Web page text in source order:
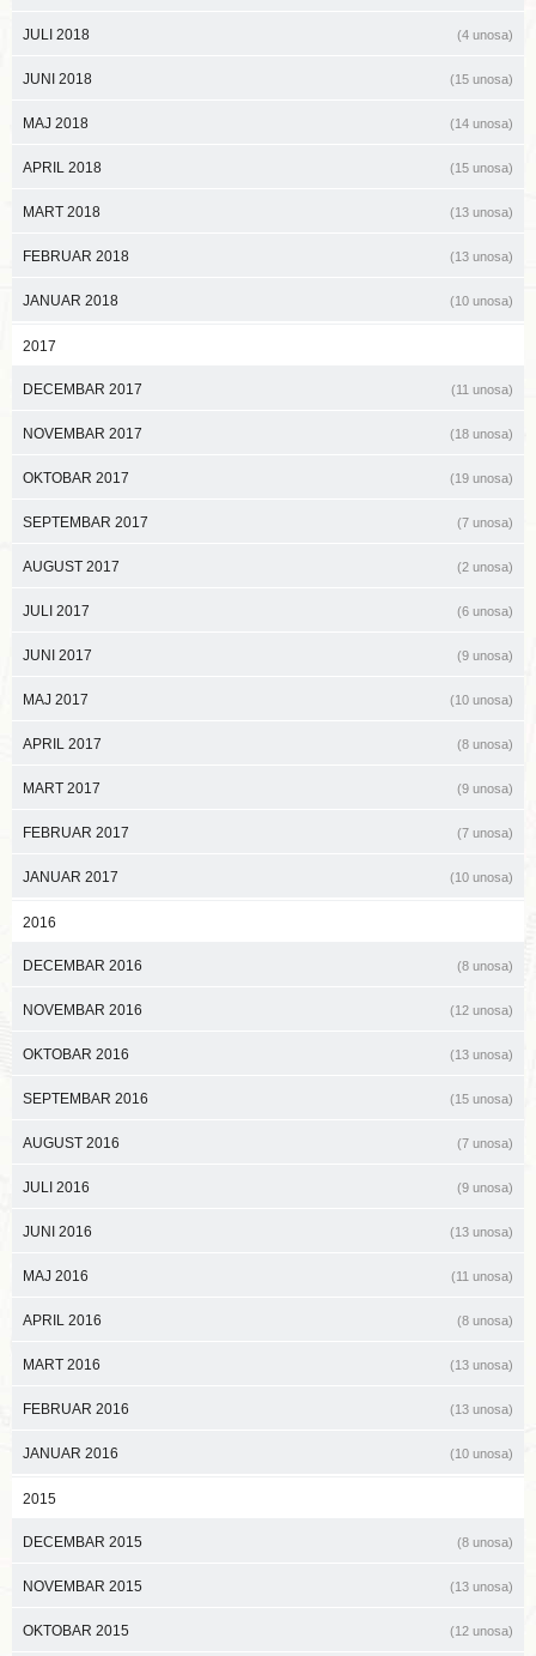
JULI 2018 (4 unosa)
JUNI 2018 (15 unosa)
MAJ 2018 (14 unosa)
APRIL 2018 (15 unosa)
MART 2018 (13 unosa)
FEBRUAR 2018 (13 unosa)
JANUAR 2018 (10 unosa)
2017
DECEMBAR 2017 (11 unosa)
NOVEMBAR 2017 (18 unosa)
OKTOBAR 2017 (19 unosa)
SEPTEMBAR 2017 (7 unosa)
AUGUST 2017 (2 unosa)
JULI 2017 (6 unosa)
JUNI 2017 (9 unosa)
MAJ 2017 (10 unosa)
APRIL 2017 (8 unosa)
MART 2017 (9 unosa)
FEBRUAR 2017 (7 unosa)
JANUAR 2017 (10 unosa)
2016
DECEMBAR 2016 (8 unosa)
NOVEMBAR 2016 (12 unosa)
OKTOBAR 2016 (13 unosa)
SEPTEMBAR 2016 (15 unosa)
AUGUST 2016 (7 unosa)
JULI 2016 (9 unosa)
JUNI 2016 (13 unosa)
MAJ 2016 (11 unosa)
APRIL 2016 (8 unosa)
MART 2016 (13 unosa)
FEBRUAR 2016 (13 unosa)
JANUAR 2016 (10 unosa)
2015
DECEMBAR 2015 (8 unosa)
NOVEMBAR 2015 (13 unosa)
OKTOBAR 2015 (12 unosa)